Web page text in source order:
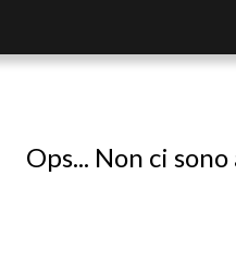
Ops... Non ci